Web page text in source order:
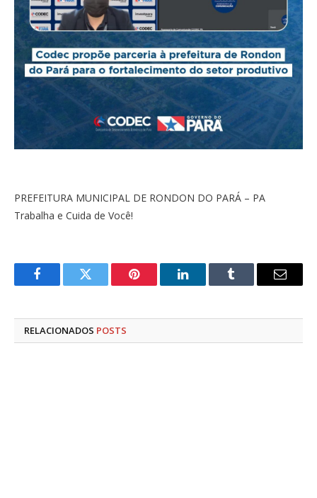
PREFEITURA MUNICIPAL DE RONDON DO PARÁ – PA
Trabalha e Cuida de Você!
FacebookTwitter Pinterest LinkedInTumblr
E-
RELACIONADOS POSTS